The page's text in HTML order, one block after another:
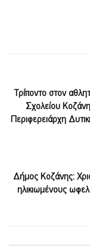
Τρίποντο στον
Σχολείου
Περιφερειάρχη
Δήμος Κοζάνης:
ηλικιωμένους